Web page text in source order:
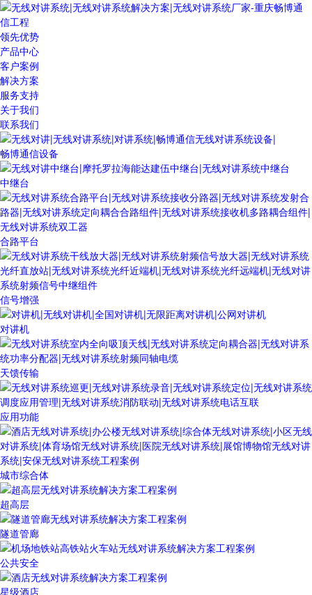
领先优势
产品中心
客户案例
解决方案
服务支持
关于我们
联系我们
畅博通信设备
中继台
合路平台
信号增强
对讲机
天馈传输
应用功能
城市综合体
超高层
隧道管廊
公共安全
星级酒店